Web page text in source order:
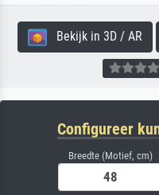
Bekijk in 3D / AR
Configureer
Breedte (Motief, cm)